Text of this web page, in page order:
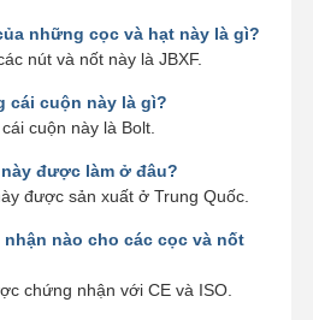
những cọc và hạt này là gì?
nút và nốt này là JBXF.
cái cuộn này là gì?
cuộn này là Bolt.
được làm ở đâu?
được sản xuất ở Trung Quốc.
nào cho các cọc và nốt
chứng nhận với CE và ISO.